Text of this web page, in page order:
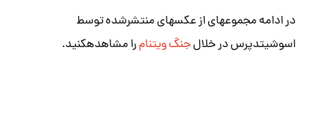
در ادامه مجموعه‎ای از عکس‎های منتشرشده توسط
اسوشیتد‎پرس در خلال
جنگ‎ ویتنام را مشاهده‎کنید.